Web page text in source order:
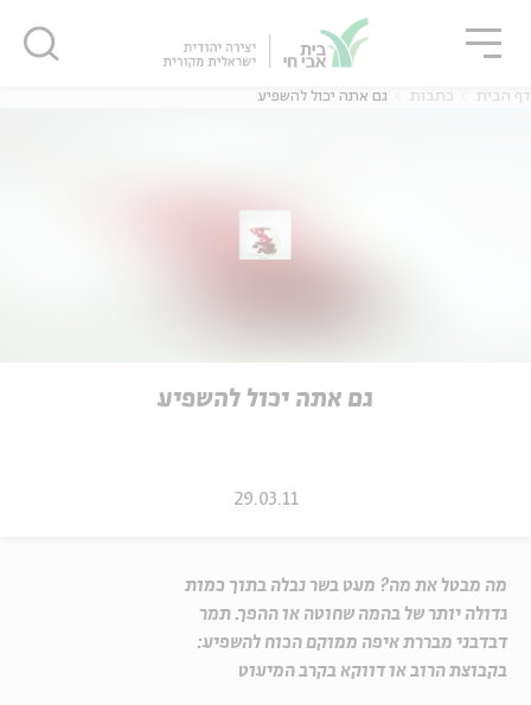
דף הבית כתבות גם אתה יכול להשפיע
גם אתה יכול להשפיע
29.03.11
מה מבטל את מה? מעט בשר נבלה בתוך כמות
גדולה יותר של בהמה שחוטה או ההפך. תמר
דבדבני מבררת איפה ממוקם הכוח להשפיע:
בקבוצת הרוב או דווקא בקרב המיעוט
סגור